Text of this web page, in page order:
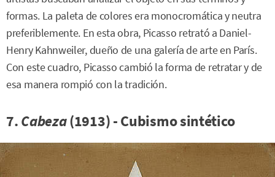
formas. La paleta de colores era monocromática y neutra
preferiblemente. En esta obra, Picasso retrató a Daniel-
Henry Kahnweiler, dueño de una galería de arte en París.
Con este cuadro, Picasso cambió la forma de retratar y de
esa manera rompió con la tradición.
7.Cabeza(1913) - Cubismo sintético